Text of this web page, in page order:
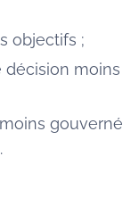
objectifs ;
moins
gouverné